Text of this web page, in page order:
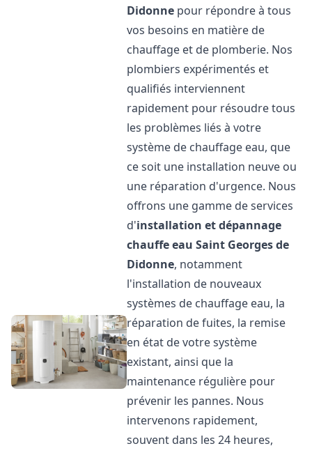
Didonne pour répondre à tous
vos besoins en matière de
chauffage et de plomberie. Nos
plombiers expérimentés et
qualifiés interviennent
rapidement pour résoudre tous
les problèmes liés à votre
système de chauffage eau, que
ce soit une installation neuve ou
une réparation d'urgence. Nous
offrons une gamme de services
d'installation et dépannage
chauffe eau Saint Georges de
Didonne, notamment
l'installation de nouveaux
systèmes de chauffage eau, la
réparation de fuites, la remise
en état de votre système
existant, ainsi que la
maintenance régulière pour
prévenir les pannes. Nous
intervenons rapidement,
souvent dans les 24 heures,